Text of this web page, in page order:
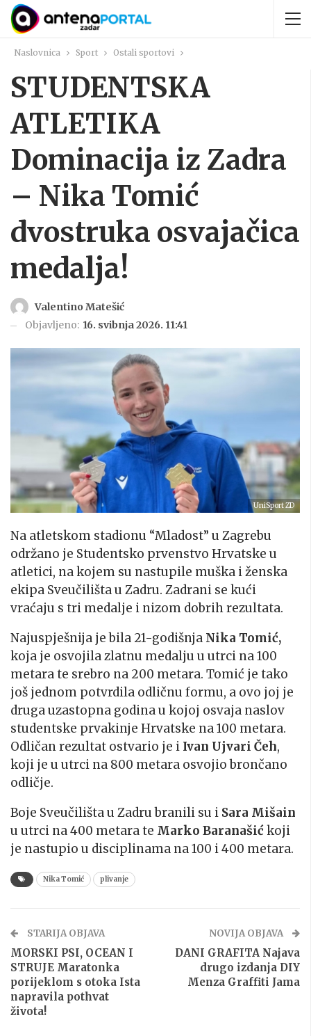
Naslovnica Sport Ostali sportovi
STUDENTSKA
ATLETIKA
Dominacija iz Zadra
– Nika Tomić
dvostruka osvajačica
medalja!
Valentino Matešić
Objavljeno: 16. svibnja 2026. 11:41
UniSport ZD
Na atletskom stadionu “Mladost” u Zagrebu
održano je Studentsko prvenstvo Hrvatske u
atletici, na kojem su nastupile muška i ženska
ekipa Sveučilišta u Zadru. Zadrani se kući
vraćaju s tri medalje i nizom dobrih rezultata.
Najuspješnija je bila 21-godišnja Nika Tomić,
koja je osvojila zlatnu medalju u utrci na 100
metara te srebro na 200 metara. Tomić je tako
još jednom potvrdila odličnu formu, a ovo joj je
druga uzastopna godina u kojoj osvaja naslov
studentske prvakinje Hrvatske na 100 metara.
Odličan rezultat ostvario je i Ivan Ujvari Čeh,
koji je u utrci na 800 metara osvojio brončano
odličje.
Boje Sveučilišta u Zadru branili su i Sara Mišain
u utrci na 400 metara te Marko Baranašićkoji
je nastupio u disciplinama na 100 i 400 metara.
Nika Tomić plivanje
STARIJA OBJAVA
MORSKI PSI, OCEAN I
STRUJE Maratonka
porijeklom s otoka Ista
napravila pothvat
života!
NOVIJA OBJAVA
DANI GRAFITA Najava
drugo izdanja DIY
Menza Graffiti Jama